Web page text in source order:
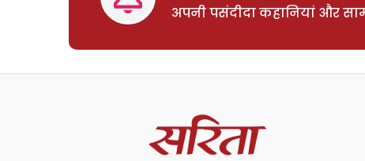
अपनी पसंदीदा कहानियां और